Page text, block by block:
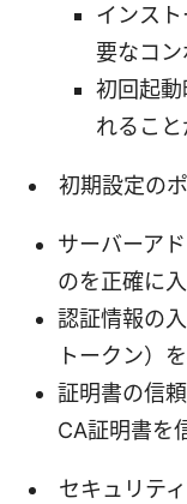
インス
要なコ
初回起
れること
初期設定の
サーバーア
のを正確に
認証情報の
トークン）
証明書の信
CA証明書を
セキュリテ